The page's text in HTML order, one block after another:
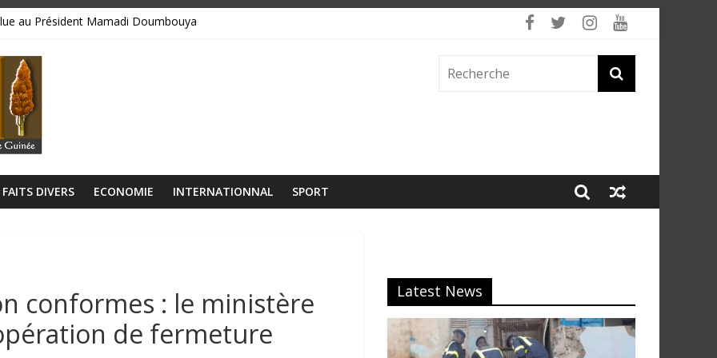
au Président Mamadi Doumbouya
entre un camion et un taxi
Rogbanè en complexe balnéaire
𝗱𝗲𝘀 𝗰𝗶𝗻𝗾 𝗽𝗿𝗶𝗼𝗿𝗶𝘁𝗲́𝘀 𝘀𝘁𝗿𝗮𝘁𝗲́𝗴𝗶𝗾𝘂𝗲𝘀 𝗱𝘂 𝗴𝗼𝘂𝘃𝗲𝗿𝗻𝗲𝗺𝗲𝗻𝘁
FAITS DIVERS ECONOMIE INTERNATIONNAL SPORT
conformes : le ministère
de fermeture
Latest News